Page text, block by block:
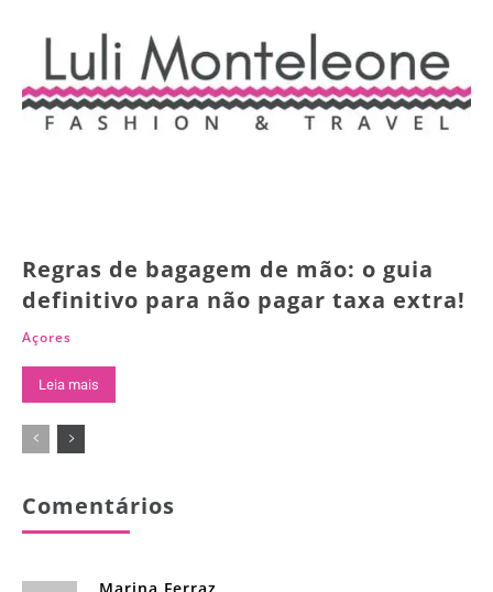
Regras de bagagem de mão: o guia
definitivo para não pagar taxa extra!
Açores
Leia mais
Comentários